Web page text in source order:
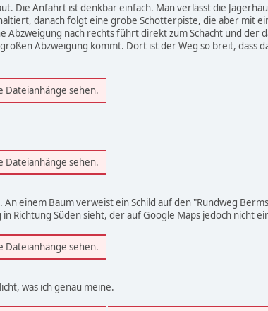
Die Anfahrt ist denkbar einfach. Man verlässt die
danach folgt eine grobe Schotterpiste, die aber mit
Abzweigung nach rechts führt direkt zum Schacht und
Abzweigung kommt. Dort ist der Weg so breit, dass
Dateianhänge sehen.
Dateianhänge sehen.
einem Baum verweist ein Schild auf den "Rundweg
Richtung Süden sieht, der auf Google Maps jedoch nicht
Dateianhänge sehen.
was ich genau meine.